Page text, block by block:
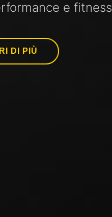
e fitness
DI PIÙ